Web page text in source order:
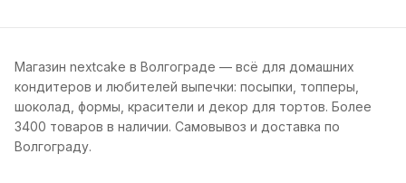
Магазин nextcake в Волгограде — всё для домашних
кондитеров и любителей выпечки: посыпки, топперы,
шоколад, формы, красители и декор для тортов. Более
3400 товаров в наличии. Самовывоз и доставка по
Волгограду.